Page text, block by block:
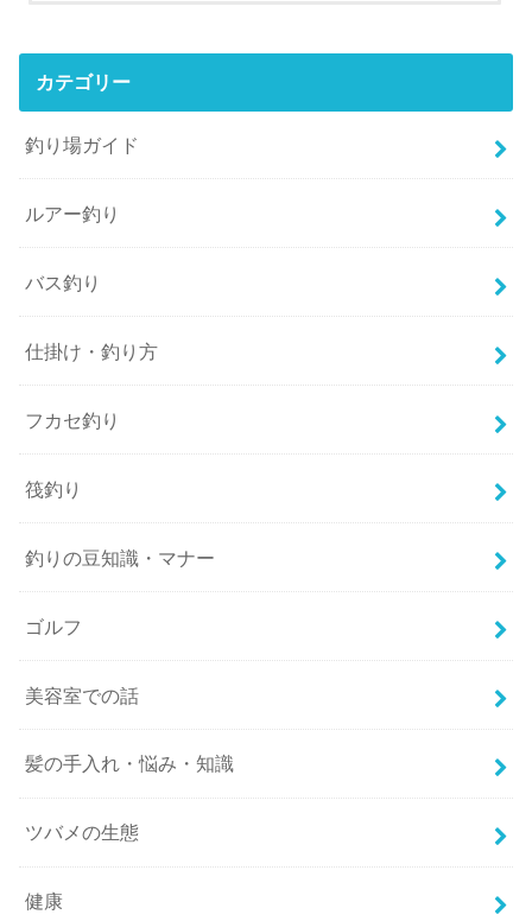
カテゴリー
釣り場ガイド
ルアー釣り
バス釣り
仕掛け・釣り方
フカセ釣り
筏釣り
釣りの豆知識・マナー
ゴルフ
美容室での話
髪の手入れ・悩み・知識
ツバメの生態
健康